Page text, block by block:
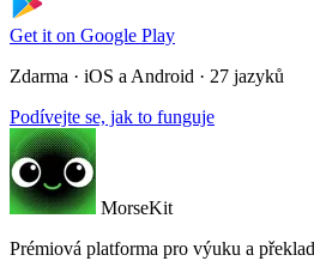
Get it on Google Play
Zdarma · iOS a Android · 27 jazyků
Podívejte se, jak to funguje
MorseKit
Prémiová platforma pro výuku a